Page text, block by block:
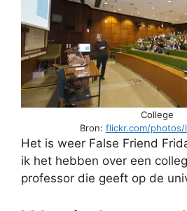
College
Bron: flickr.com/photos/
Het is weer False Friend
ik het hebben over een
professor die geeft op de